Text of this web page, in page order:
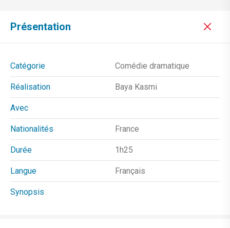
Présentation
Catégorie Comédie dramatique
Réalisation Baya Kasmi
Avec
Nationalités France
Durée 1h25
Langue Français
Synopsis